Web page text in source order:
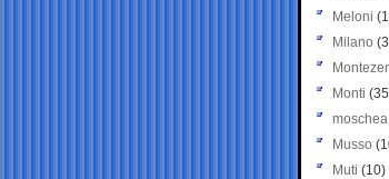
Meloni
Milano
Monti
moschea
Musso
Muti (10)